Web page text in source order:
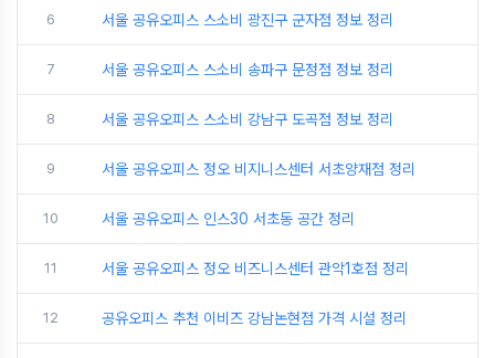
6 서울 공유오피스 스소비 광진구 군자점 정보 정리
7 서울 공유오피스 스소비 송파구 문정점 정보 정리
8 서울 공유오피스 스소비 강남구 도곡점 정보 정리
9 서울 공유오피스 정오 비지니스센터 서초양재점 정리
10 서울 공유오피스 인스30 서초동 공간 정리
11 서울 공유오피스 정오 비즈니스센터 관악1호점 정리
12 공유오피스 추천 이비즈 강남논현점 가격 시설 정리